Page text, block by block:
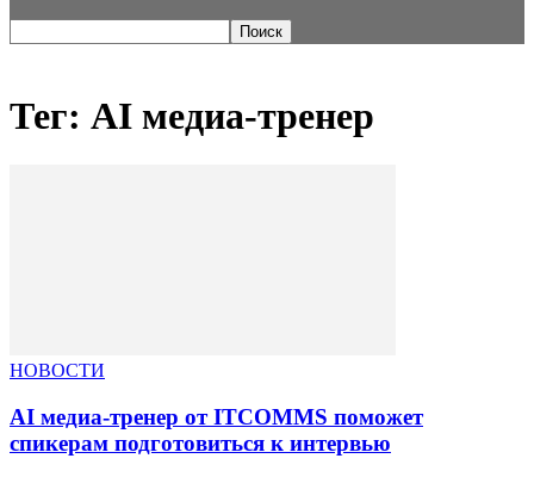
Тег: AI медиа-тренер
НОВОСТИ
AI медиа-тренер от ITCOMMS поможет
спикерам подготовиться к интервью